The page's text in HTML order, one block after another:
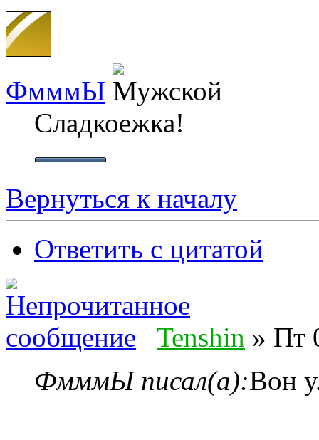
ФмммЫ
Сладкоежка!
Вернуться к началу
Ответить с цитатой
Tenshin » Пт
ФмммЫ писал(а):Вон